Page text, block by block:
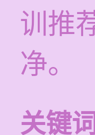
训推
净。
关键词